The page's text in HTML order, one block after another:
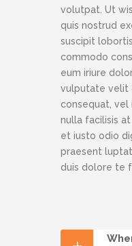
volutpat. Ut
quis nostrud
suscipit
commodo
eum iriure
vulputate velit
consequat,
nulla facilisis
et iusto odio
praesent
duis dolore te